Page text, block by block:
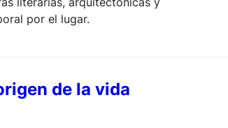
por el lugar.
de la vida